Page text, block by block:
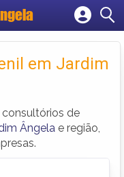
empresa
em Jardim
de
Ângela e região,